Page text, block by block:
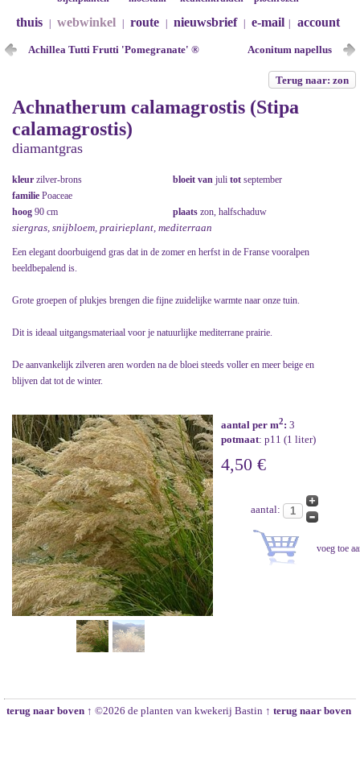
thuis webwinkel route nieuwsbrief e-mail account
Achillea Tutti Frutti 'Pomegranate' ® Aconitum napellus
Terug naar: zon
Achnatherum calamagrostis (Stipa
calamagrostis)
diamantgras
kleur zilver-brons bloeit van juli tot september
familie Poaceae
hoog 90 cm plaats zon, halfschaduw
siergras, snijbloem, prairieplant, mediterraan
Een elegant doorbuigend gras dat in de zomer en herfst in de Franse vooralpen
beeldbepalend is.
Grote groepen of plukjes brengen die fijne zuidelijke warmte naar onze tuin.
Dit is ideaal uitgangsmateriaal voor je natuurlijke mediterrane prairie.
De aanvankelijk zilveren aren worden na de bloei steeds voller en meer beige en
blijven dat tot de winter.
aantal per m2: 3
potmaat: p11 (1 liter)
4,50 €
aantal:
terug naar boven ↑ ©2026 de planten van kwekerij Bastin ↑ terug naar boven